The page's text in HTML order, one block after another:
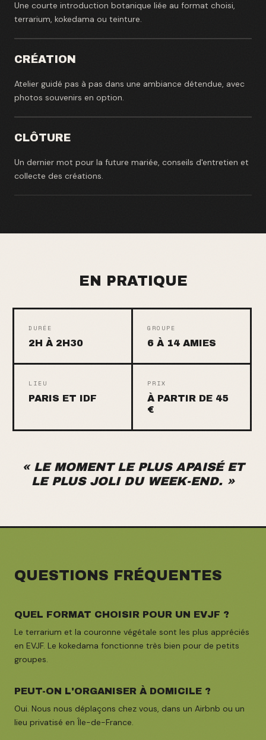
Une courte introduction botanique liée au format choisi,
terrarium, kokedama ou teinture.
CRÉATION
Atelier guidé pas à pas dans une ambiance détendue, avec
photos souvenirs en option.
CLÔTURE
Un dernier mot pour la future mariée, conseils d'entretien et
collecte des créations.
EN PRATIQUE
DURÉE
2H À 2H30
GROUPE
6 À 14 AMIES
LIEU
PARIS ET IDF
PRIX
À PARTIR DE 45
€
« LE MOMENT LE PLUS APAISÉ ET
LE PLUS JOLI DU WEEK-END. »
QUESTIONS FRÉQUENTES
QUEL FORMAT CHOISIR POUR UN EVJF ?
Le terrarium et la couronne végétale sont les plus appréciés
en EVJF. Le kokedama fonctionne très bien pour de petits
groupes.
PEUT-ON L'ORGANISER À DOMICILE ?
Oui. Nous nous déplaçons chez vous, dans un Airbnb ou un
lieu privatisé en Île-de-France.